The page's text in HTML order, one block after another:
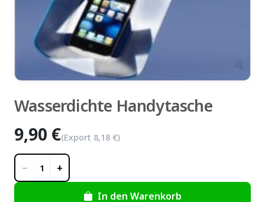
zoom_in
Wasserdichte Handytasche
9,90 €(Export 8,18 €)
− 1 +
In den Warenkorb